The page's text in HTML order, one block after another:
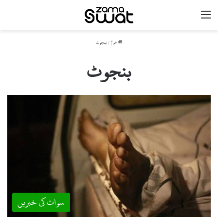
ھوم/بنجوٹ
بنجوٹ
سوات کی خبریں